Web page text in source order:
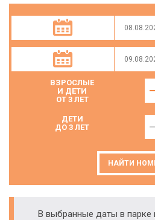
ВЗРОСЛЫЕ
И ДЕТИ
ОТ 3 ЛЕТ
ДЕТИ
ДО 3 ЛЕТ
НАЙТИ
В выбранные даты в парке